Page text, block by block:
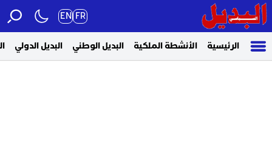
FR
EN
الرئيسية الأنشطة الملكية البديل الوطني البديل الدولي